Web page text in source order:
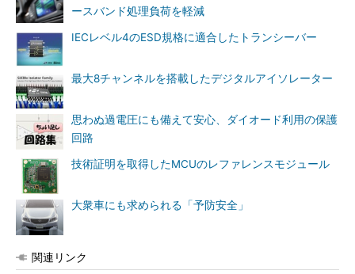
ースバンド処理負荷を軽減
IECレベル4のESD規格に適合したトランシーバー
最大8チャンネルを搭載したデジタルアイソレーター
思わぬ過電圧にも備えて安心、ダイオード利用の保護
回路
技術証明を取得したMCUのレファレンスモジュール
大衆車にも求められる「予防安全」
関連リンク